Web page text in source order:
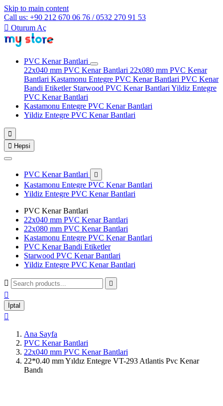
Skip to main content
Call us: +90 212 670 06 76 / 0532 270 91 53
 Oturum Aç
PVC Kenar Bantlari
22x040 mm PVC Kenar Bantlari 22x080 mm PVC Kenar
Bantlari Kastamonu Entegre PVC Kenar Bantlari PVC Kenar
Bandi Etiketler Starwood PVC Kenar Bantlari Yildiz Entegre
PVC Kenar Bantlari
Kastamonu Entegre PVC Kenar Bantlari
Yildiz Entegre PVC Kenar Bantlari

 Hepsi
PVC Kenar Bantlari 
Kastamonu Entegre PVC Kenar Bantlari
Yildiz Entegre PVC Kenar Bantlari
PVC Kenar Bantlari
22x040 mm PVC Kenar Bantlari
22x080 mm PVC Kenar Bantlari
Kastamonu Entegre PVC Kenar Bantlari
PVC Kenar Bandi Etiketler
Starwood PVC Kenar Bantlari
Yildiz Entegre PVC Kenar Bantlari
 

İptal

Ana Sayfa
PVC Kenar Bantlari
22x040 mm PVC Kenar Bantlari
22*0.40 mm Yıldız Entegre VT-293 Atlantis Pvc Kenar
Bandı